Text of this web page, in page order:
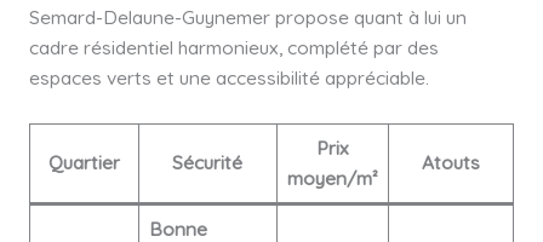
Semard-Delaune-Guynemer propose quant à lui un
cadre résidentiel harmonieux, complété par des
espaces verts et une accessibilité appréciable.
Quartier Sécurité
Prix
moyen/m²
Atouts
Bonne